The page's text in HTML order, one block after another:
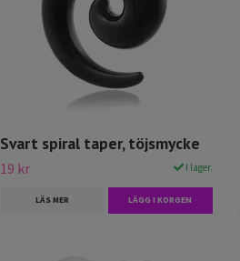
Svart spiral taper, töjsmycke
19 kr I lager.
LÄS MER LÄGG I KORGEN